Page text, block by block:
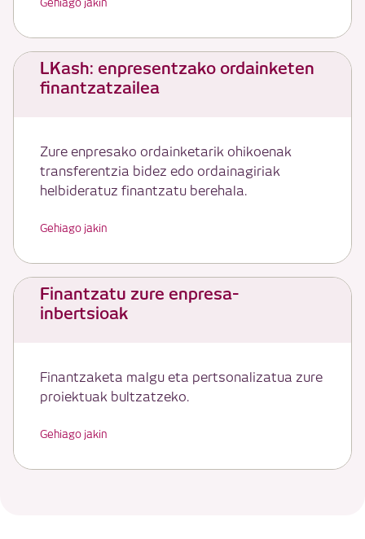
Gehiago jakin
LKash: enpresentzako ordainketen
finantzatzailea
Zure enpresako ordainketarik ohikoenak
transferentzia bidez edo ordainagiriak
helbideratuz finantzatu berehala.
Gehiago jakin
Finantzatu zure enpresa-
inbertsioak
Finantzaketa malgu eta pertsonalizatua zure
proiektuak bultzatzeko.
Gehiago jakin